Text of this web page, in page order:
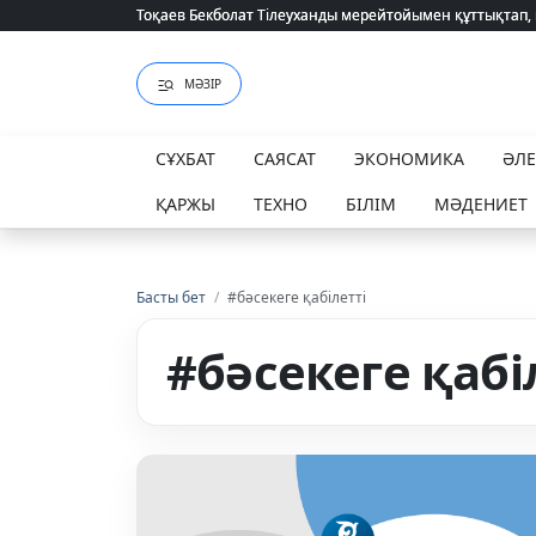
Тоқаев Бекболат Тілеуханды мерейтойымен
Тоқаев Бекболат Тілеуханды мерейтойымен
МӘЗІР
СҰХБАТ САЯСАТ ЭКОНОМИКА
ҚАРЖЫ
ТЕХНО БІЛІМ МӘДЕНИЕТ
Басты бет / #бәсекеге қабілетті
#бәсекеге